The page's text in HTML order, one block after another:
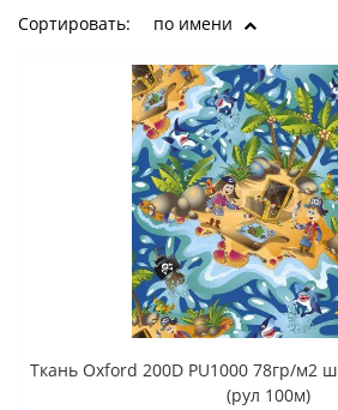
Сортировать: по имени
Ткань Oxford 200D PU1000 78гр/м2
(рул 100м)